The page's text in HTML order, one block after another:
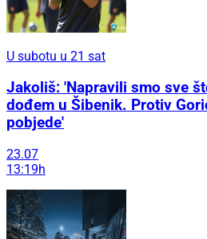
U subotu u 21 sat
Jakoliš: 'Napravili smo sve
dođem u Šibenik. Protiv
pobjede'
23.07
13:19h